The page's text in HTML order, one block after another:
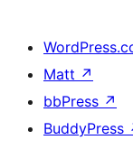
Matt ↗
bbPress ↗
BuddyPress